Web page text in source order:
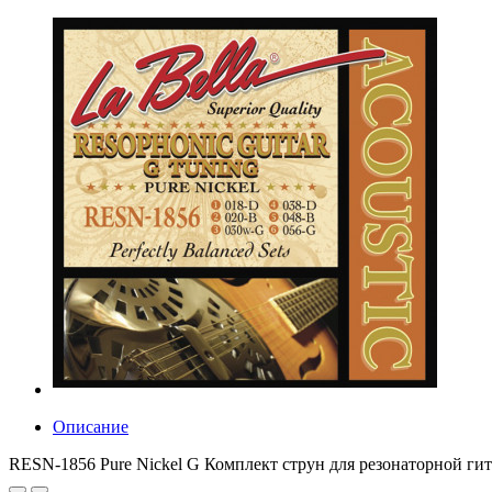
Описание
RESN-1856 Pure Nickel G Комплект струн для резонаторной